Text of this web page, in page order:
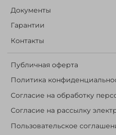
Документы
Гарантии
Контакты
Публичная оферта
Политика
Согласие на обработку
Согласие на рассылку
Пользовательское